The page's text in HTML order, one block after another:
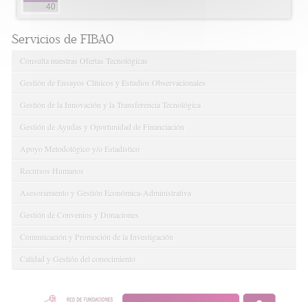
40
Servicios de FIBAO
Consulta nuestras Ofertas Tecnológicas
Gestión de Ensayos Clínicos y Estudios Observacionales
Gestión de la Innovación y la Transferencia Tecnológica
Gestión de Ayudas y Oportunidad de Financiación
Apoyo Metodológico y/o Estadístico
Recursos Humanos
Asesoramiento y Gestión Económica-Administrativa
Gestión de Convenios y Donaciones
Comunicación y Promoción de la Investigación
Calidad y Gestión del conocimiento